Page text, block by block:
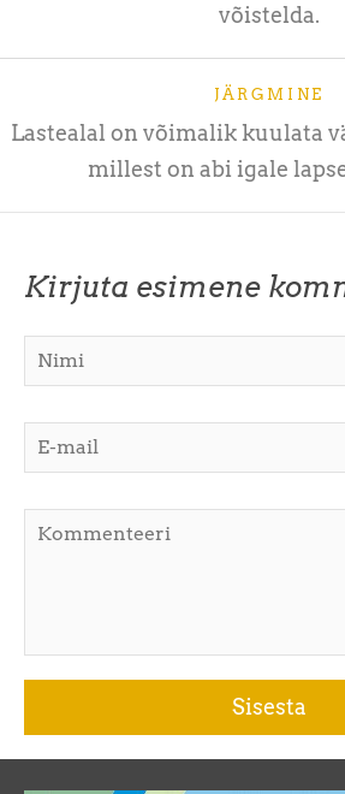
võistelda.
JÄRGMINE
Lastealal on võimalik kuulata
millest on abi igale
Kirjuta esimene